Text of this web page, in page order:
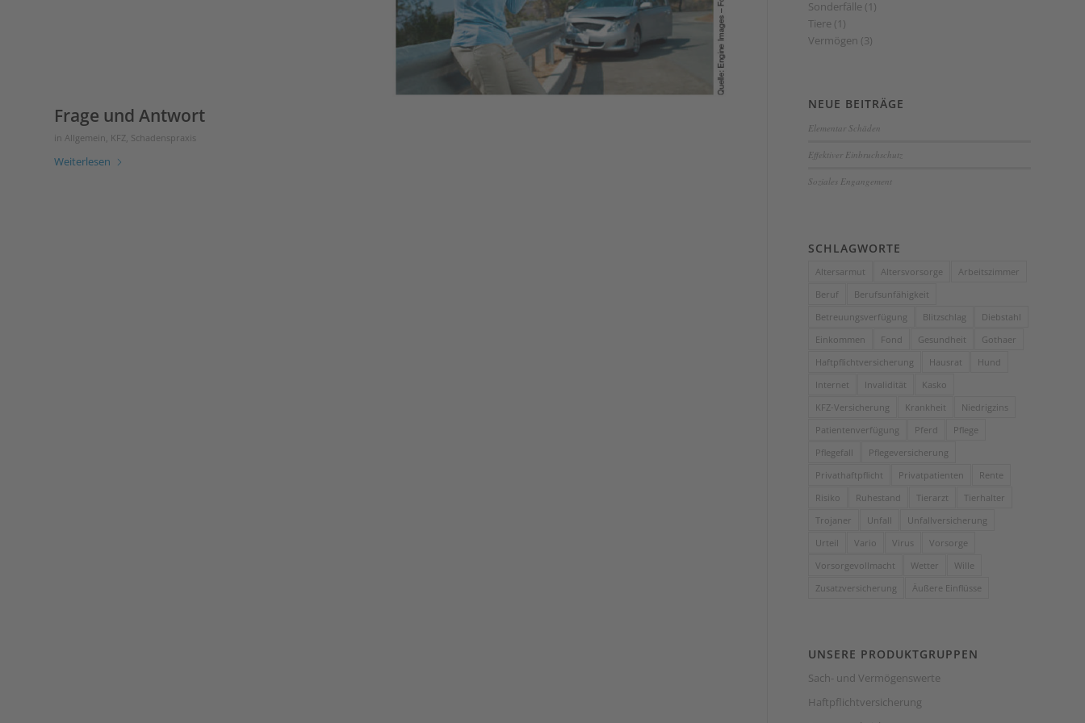
Frage und Antwort
in Allgemein KFZ Schadenspraxis
Weiterlesen
Sonderfälle (1)
Tiere (1)
Vermögen (3)
NEUE BEITRÄGE
Elementar Schäden
Effektiver Einbruchschutz
Soziales Engangement
SCHLAGWORTE
Altersarmut Altersvorsorge
Arbeitszimmer
Beruf
Berufsunfähigkeit
Betreuungsverfügung
Blitzschlag
Diebstahl
Einkommen
Fond Gesundheit
Gothaer
Haftpflichtversicherung
Hausrat
Hund
Internet
Invalidität
Kasko
KFZ-Versicherung
Krankheit
Niedrigzins
Patientenverfügung
Pferd
Pflege
Pflegefall
Pflegeversicherung
Privathaftpflicht
Privatpatienten
Rente
Risiko
Ruhestand Tierarzt
Tierhalter
Trojaner
Unfall
Unfallversicherung
Urteil
Vario Virus
Vorsorge
Vorsorgevollmacht
Wetter
Wille
Zusatzversicherung
Äußere Einflüsse
UNSERE PRODUKTGRUPPEN
Sach- und Vermögenswerte
Haftpflichtversicherung